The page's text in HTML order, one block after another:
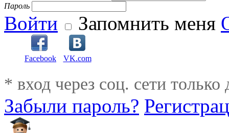
Пароль
Войти Запомнить меня
Facebook VK.com
* вход через соц. сети
Забыли пароль?